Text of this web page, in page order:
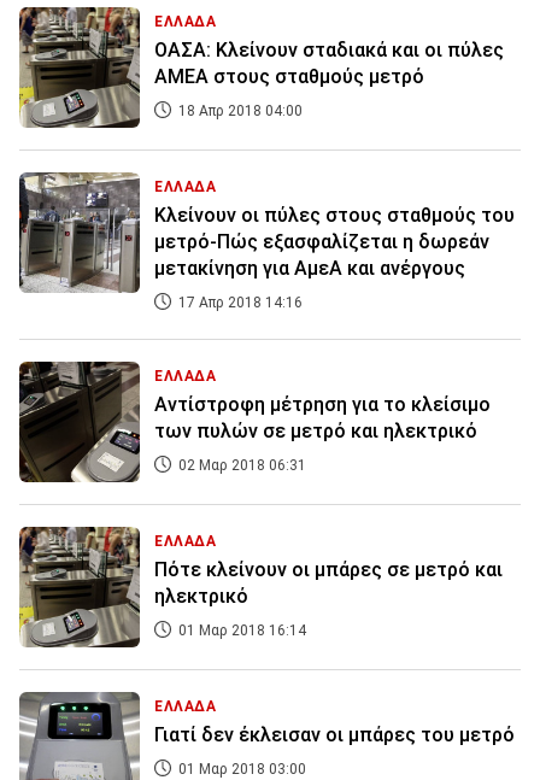
ΕΛΛΑΔΑ
ΟΑΣΑ: Κλείνουν σταδιακά και οι πύλες
ΑΜΕΑ στους σταθμούς μετρό
18 Απρ 2018 04:00
ΕΛΛΑΔΑ
Κλείνουν οι πύλες στους σταθμούς του
μετρό-Πώς εξασφαλίζεται η δωρεάν
μετακίνηση για ΑμεΑ και ανέργους
17 Απρ 2018 14:16
ΕΛΛΑΔΑ
Αντίστροφη μέτρηση για το κλείσιμο
των πυλών σε μετρό και ηλεκτρικό
02 Μαρ 2018 06:31
ΕΛΛΑΔΑ
Πότε κλείνουν οι μπάρες σε μετρό και
ηλεκτρικό
01 Μαρ 2018 16:14
ΕΛΛΑΔΑ
Γιατί δεν έκλεισαν οι μπάρες του μετρό
01 Μαρ 2018 03:00